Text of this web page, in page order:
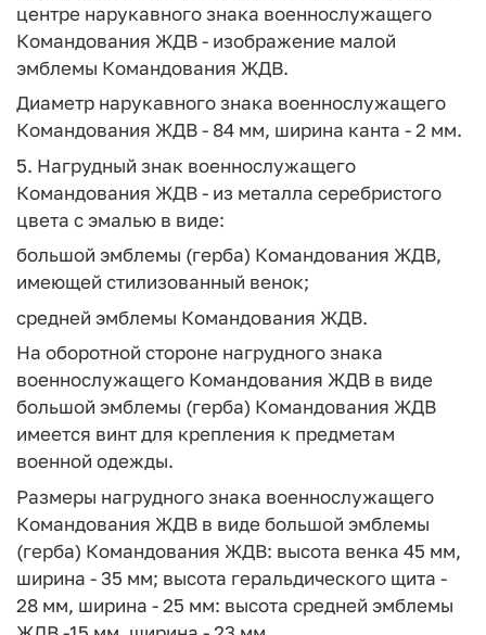
центре нарукавного знака военнослужащего
Командования ЖДВ - изображение малой
эмблемы Командования ЖДВ.
Диаметр нарукавного знака военнослужащего
Командования ЖДВ - 84 мм, ширина канта - 2 мм.
5. Нагрудный знак военнослужащего
Командования ЖДВ - из металла серебристого
цвета с эмалью в виде:
большой эмблемы (герба) Командования ЖДВ,
имеющей стилизованный венок;
средней эмблемы Командования ЖДВ.
На оборотной стороне нагрудного знака
военнослужащего Командования ЖДВ в виде
большой эмблемы (герба) Командования ЖДВ
имеется винт для крепления к предметам
военной одежды.
Размеры нагрудного знака военнослужащего
Командования ЖДВ в виде большой эмблемы
(герба) Командования ЖДВ: высота венка 45 мм,
ширина - 35 мм; высота геральдического щита -
28 мм, ширина - 25 мм: высота средней эмблемы